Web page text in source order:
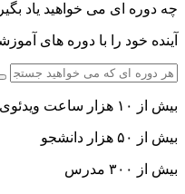
چه دوره ای می خواهید یاد
آینده خود را با دوره های
بیش از ۱۰ هزار ساعت ویدئوی آموزشی
بیش از ۵۰ هزار دانشجو
بیش از ۳۰۰ مدرس